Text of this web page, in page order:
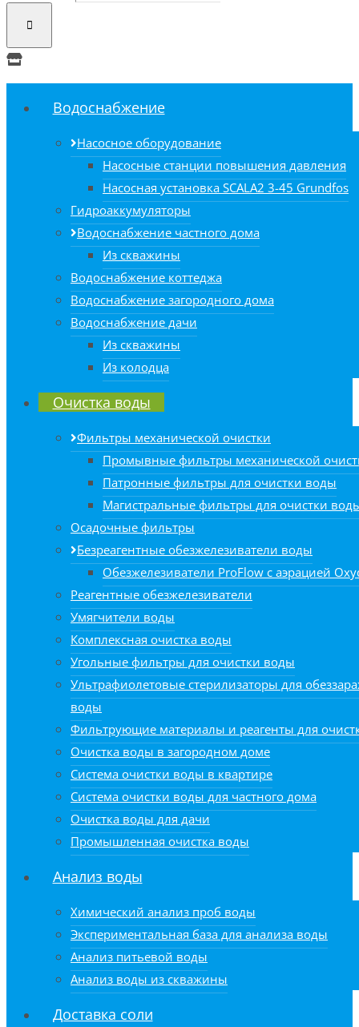
Водоснабжение
Насосное оборудование
Насосные станции повышения давления
Насосная установка SCALA2 3-45 Grundfos
Гидроаккумуляторы
Водоснабжение частного дома
Из скважины
Водоснабжение коттеджа
Водоснабжение загородного дома
Водоснабжение дачи
Из скважины
Из колодца
Очистка воды
Фильтры механической очистки
Промывные фильтры механической
Патронные фильтры для очистки воды
Магистральные фильтры для очистки воды
Осадочные фильтры
Безреагентные обезжелезиватели воды
Обезжелезиватели ProFlow с аэрацией
Реагентные обезжелезиватели
Умягчители воды
Комплексная очистка воды
Угольные фильтры для очистки воды
Ультрафиолетовые стерилизаторы для
воды
Фильтрующие материалы и реагенты для
Очистка воды в загородном доме
Система очистки воды в квартире
Система очистки воды для частного дома
Очистка воды для дачи
Промышленная очистка воды
Анализ воды
Химический анализ проб воды
Экспериментальная база для анализа воды
Анализ питьевой воды
Анализ воды из скважины
Доставка соли